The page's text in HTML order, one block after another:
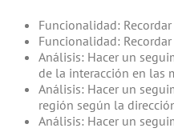
Funcionalidad:
Funcionalidad:
Análisis: Hacer un
de la interacción en las
Análisis: Hacer un
región según la
Análisis: Hacer un